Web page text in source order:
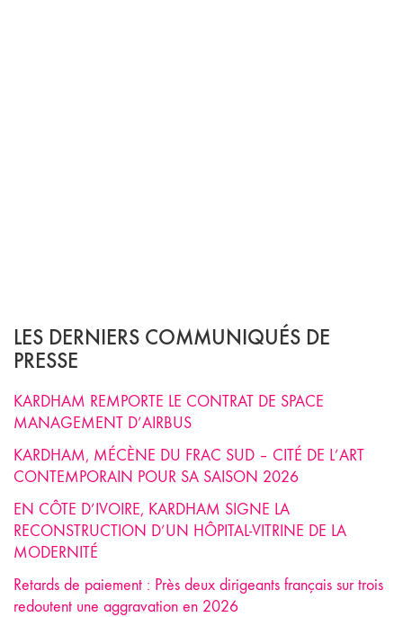
LES DERNIERS COMMUNIQUÉS DE
PRESSE
KARDHAM REMPORTE LE CONTRAT DE SPACE
MANAGEMENT D’AIRBUS
KARDHAM, MÉCÈNE DU FRAC SUD – CITÉ DE L’ART
CONTEMPORAIN POUR SA SAISON 2026
EN CÔTE D’IVOIRE, KARDHAM SIGNE LA
RECONSTRUCTION D’UN HÔPITAL-VITRINE DE LA
MODERNITÉ
Retards de paiement : Près deux dirigeants français sur trois
redoutent une aggravation en 2026